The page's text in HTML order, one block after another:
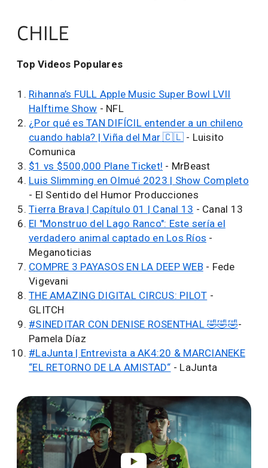
CHILE
Top Videos Populares
Rihanna’s FULL Apple Music Super Bowl LVII
Halftime Show - NFL
¿Por qué es TAN DIFÍCIL entender a un chileno
cuando habla? | Viña del Mar 🇨🇱- Luisito
Comunica
$1 vs $500,000 Plane Ticket! - MrBeast
Luis Slimming en Olmué 2023 | Show Completo
- El Sentido del Humor Producciones
Tierra Brava | Capítulo 01 | Canal 13 - Canal 13
El "Monstruo del Lago Ranco": Este sería el
verdadero animal captado en Los Ríos -
Meganoticias
COMPRE 3 PAYASOS EN LA DEEP WEB - Fede
Vigevani
THE AMAZING DIGITAL CIRCUS: PILOT -
GLITCH
#SINEDITAR CON DENISE ROSENTHAL 🤣🤣🤣-
Pamela Díaz
#LaJunta | Entrevista a AK4:20 & MARCIANEKE
“EL RETORNO DE LA AMISTAD“ - LaJunta